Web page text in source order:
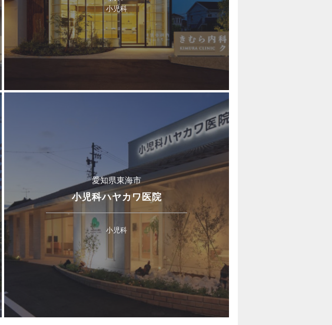
小児科
愛知県東海市
小児科ハヤカワ医院
小児科